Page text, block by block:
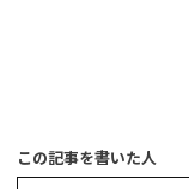
この記事を書いた人